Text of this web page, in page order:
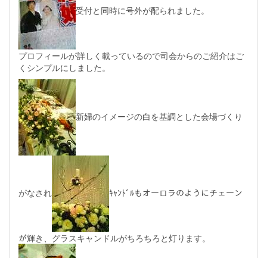
受付と同時に号外が配られました。
プロフィールが詳しく載っているので司会からのご紹介はご
くシンプルにしました。
新婦のイメージの白を基調とした会場づくり
がなされ ｷｬﾝﾄﾞﾙもオーロラのようにチェーン
が輝き、グラスキャンドルがちろちろと灯ります。